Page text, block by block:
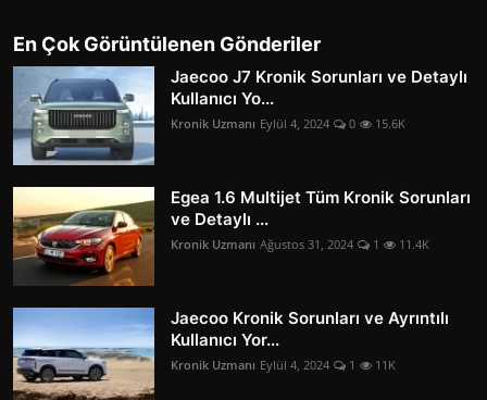
En Çok Görüntülenen Gönderiler
Jaecoo J7 Kronik Sorunları ve Detaylı
Kullanıcı Yo...
Kronik Uzmanı Eylül 4, 2024 0 15.6K
Egea 1.6 Multijet Tüm Kronik Sorunları
ve Detaylı ...
Kronik Uzmanı Ağustos 31, 2024 1 11.4K
Jaecoo Kronik Sorunları ve Ayrıntılı
Kullanıcı Yor...
Kronik Uzmanı Eylül 4, 2024 1 11K